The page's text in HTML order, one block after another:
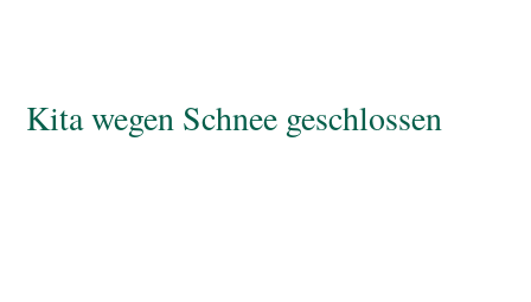
Kita wegen Schnee geschlossen